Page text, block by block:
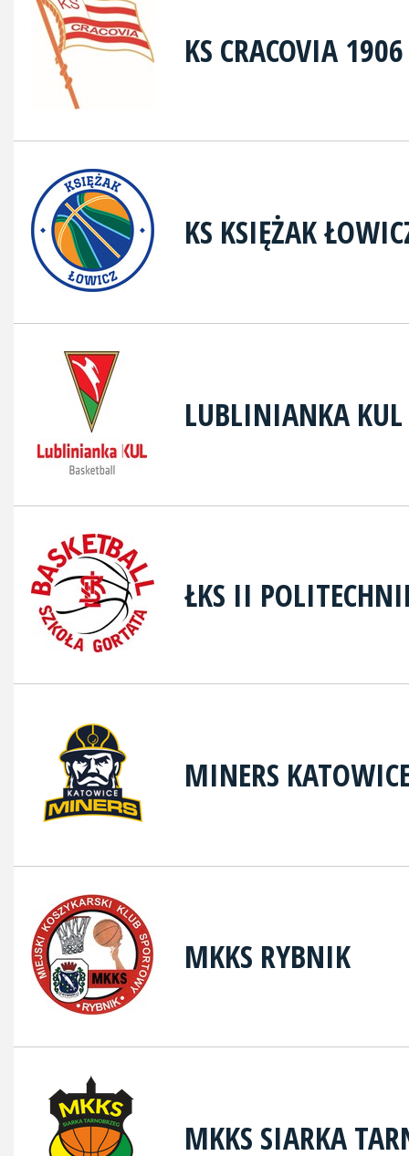
KS CRACOVIA 1906
KS KSIĘŻAK
LUBLINIANKA KUL
ŁKS II
MINERS
MKKS RYBNIK
MKKS SIARKA